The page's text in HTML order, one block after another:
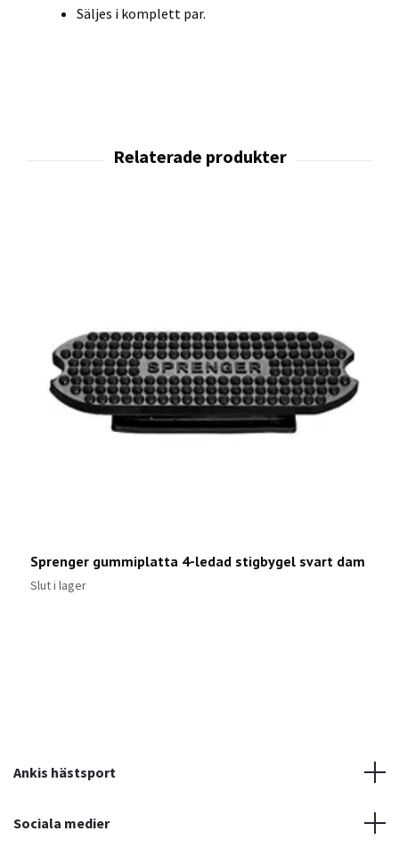
Säljes i komplett par.
Sprenger gummiplatta 4-ledad stigbygel svart dam
Slut i lager
Ankis hästsport
Sociala medier